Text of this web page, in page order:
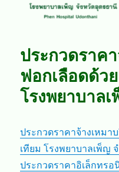
ประกวดราค
ฟอกเลือดด้ว
โรงพยาบาล
ประกวดราคาจ้างเหมา
เทียม โรงพยาบาลเพ็ญ
ประกวดราคาอิเล็กทร